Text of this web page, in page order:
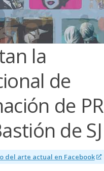
la
de
de PR
de SJ
del arte actual en Facebook